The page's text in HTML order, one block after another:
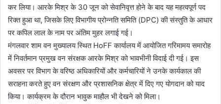
कर लिया। आरके मिश्र के 30 जून को सेवानिवृत्त होने के बाद यह महत्वपूर्ण पद
रिक्त हुआ था, जिसके लिए विभागीय प्रोन्नति समिति (DPC) की संस्तुति के आधार
पर कपिल लाल के नाम पर अंतिम मुहर लगाई गई।
मंगलवार शाम वन मुख्यालय स्थित HoFF कार्यालय में आयोजित गरिमामय समारोह
में निवर्तमान प्रमुख वन संरक्षक आरके मिश्र को भावभीनी विदाई दी गई। इस
अवसर पर विभाग के वरिष्ठ अधिकारियों और कर्मचारियों ने उनके कार्यकाल की
सराहना करते हुए वन संरक्षण और प्रशासनिक क्षेत्र में दिए गए योगदान को याद
किया। कार्यक्रम के दौरान भावुक माहौल भी देखने को मिला।